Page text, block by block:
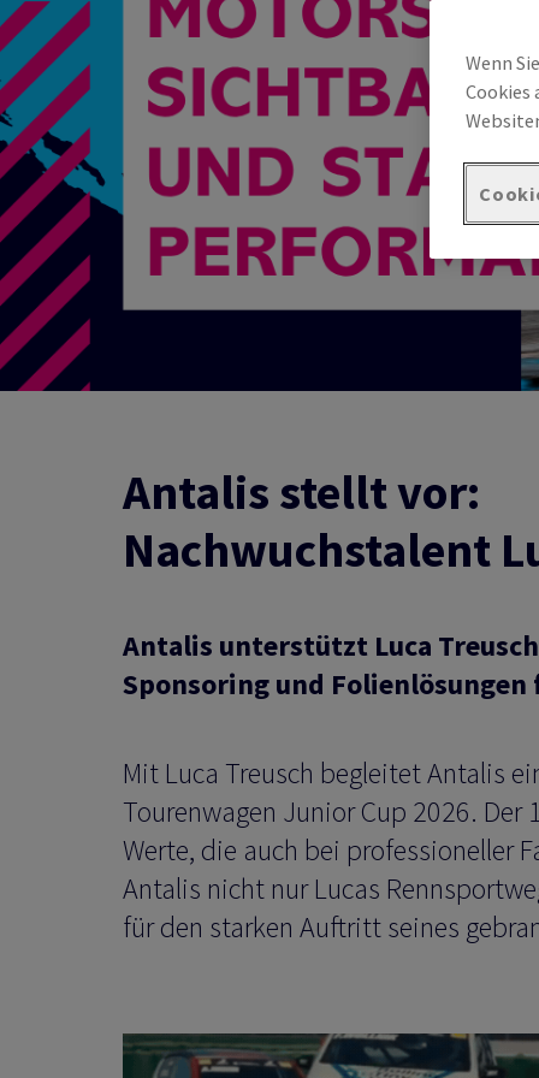
Antalis stellt vor:
Nachwuchstalent
Antalis unterstützt Luca
Sponsoring und
Mit Luca Treusch begleitet Antalis
Tourenwagen Junior Cup 2026.
Werte, die auch bei professioneller
Antalis nicht nur Lucas
für den starken Auftritt seines
Wenn
Cookies